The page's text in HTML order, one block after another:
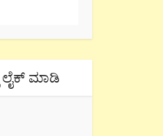
ಲೈಕ್ ಮಾಡಿ